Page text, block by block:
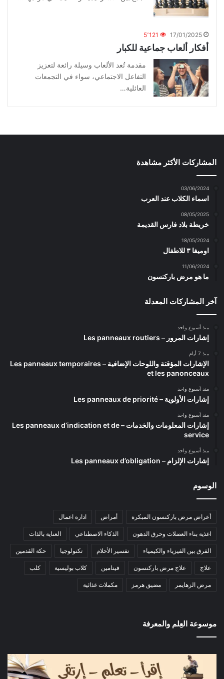
17/01/2025 5٬121
أفكار ألعاب جماعية للكبار
مقدمة تُعد الألعاب وسيلة رائعة لتعزيز
التفاعل الاجتماعي، سواء في التجمعات
العائلية…
المشاركات الأكثر مشاهدة
03/06/2024
اسماء الكلاب عند العرب
08/05/2025
خريطة بلاد فارس القديمة
18/05/2024
اوميغا ٣ للاطفال
11/06/2024
ما هو مرض باركنسون
آخر المشاركات المعدلة
منذ أسبوع واحد
إشارات المرور – Les panneaux routiers
منذ 7 أيام
الإشارات المؤقتة واللوحات الإضافية – Les panneaux temporaires
et les panonceaux
منذ أسبوع واحد
إشارات الأولوية – Les panneaux de priorité
منذ أسبوع واحد
إشارات المعلومات والخدمات – Les panneaux d’indication et de
service
منذ أسبوع واحد
إشارات الإلزام – Les panneaux d’obligation
الوسوم
أعراض مرض باركنسون المبكرة أمراض ادارة اعمال
اغذية بناء العضلات وحرق الدهون الذكاء الاصطناعي العناية بالذات
الفرق بين الفيزياء والكيمياء تفسير الأحلام تكنولوجيا حكة القدمين
علاج علاج مرض باركنسون فيتامين كلاب بوليسية كلب
مرض الزهايمر مضيق هرمز مكملات غذائية
موسوعة العِلم والمعرفة